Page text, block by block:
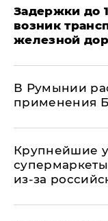
Задержки до
возник
железной
В Румынии
применения
Крупнейшие
из-за